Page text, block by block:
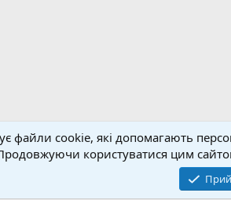
© 2020-2026
файли cookie, які допомагають
користуватися цим